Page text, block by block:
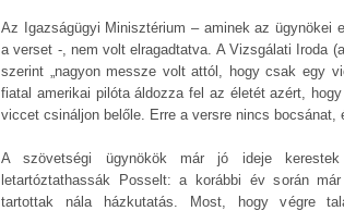
Az Igazságügyi Minisztérium – aminek az ügynökei
a verset -, nem volt elragadtatva. A Vizsgálati Iroda
szerint „nagyon messze volt attól, hogy csak egy
fiatal amerikai pilóta áldozza fel az életét azért,
viccet csináljon belőle. Erre a versre nincs bocsánat,
A szövetségi ügynökök már jó ideje kerestek
letartóztathassák Posselt: a korábbi év során
tartottak nála házkutatás. Most, hogy végre